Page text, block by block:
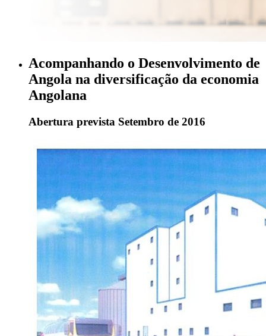
Acompanhando o Desenvolvimento de
Angola na diversificação da economia
Angolana
Abertura prevista Setembro de 2016